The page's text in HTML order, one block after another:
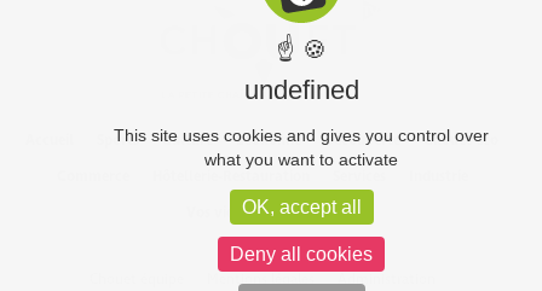
Sports Culture Economie Découverte
Chouet’eco
Vos vidéos
Partenaires
Mentions légales Administration
☝ 🍪
undefined
This site uses cookies and gives you control over
what you want to activate
OK, accept all
Deny all cookies